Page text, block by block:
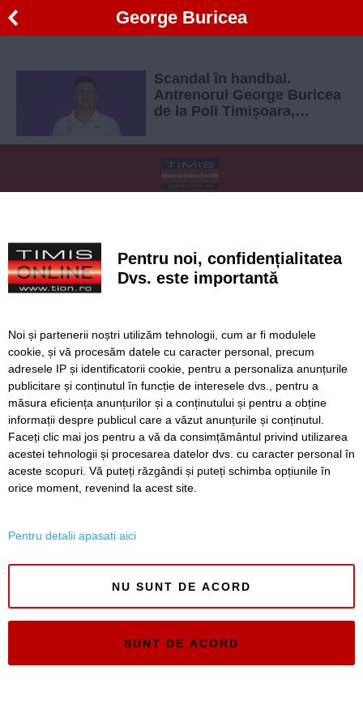
George Buricea
Scandal în handbal.
Antrenorul George Buricea
de la Poli Timișoara,
pentru bruscarea unui
jucător
Politica de confidentialitate
Regulament postare și moderare comentarii
Timiș Online
ISSN 3008-2323
ISSN-L 3008-2323
Pentru noi, confidențialitatea
Dvs. este importantă
Noi și partenerii noștri utilizăm tehnologii, cum ar fi modulele
cookie, și vă procesăm datele cu caracter personal, precum
adresele IP și identificatorii cookie, pentru a personaliza anunțurile
publicitare și conținutul în funcție de interesele dvs., pentru a
măsura eficiența anunțurilor și a conținutului și pentru a obține
informații despre publicul care a văzut anunțurile și conținutul.
Faceți clic mai jos pentru a vă da consimțământul privind utilizarea
acestei tehnologii și procesarea datelor dvs. cu caracter personal în
aceste scopuri. Vă puteți răzgândi și puteți schimba opțiunile în
orice moment, revenind la acest site.
Pentru detalii apasati aici
NU SUNT DE ACORD
SUNT DE ACORD